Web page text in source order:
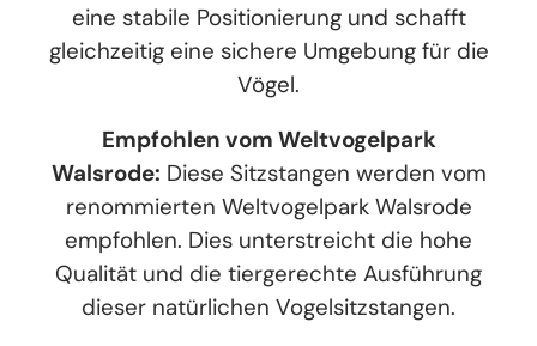
eine stabile Positionierung und schafft
gleichzeitig eine sichere Umgebung für die
Vögel.
Empfohlen vom Weltvogelpark
Walsrode: Diese Sitzstangen werden vom
renommierten Weltvogelpark Walsrode
empfohlen. Dies unterstreicht die hohe
Qualität und die tiergerechte Ausführung
dieser natürlichen Vogelsitzstangen.